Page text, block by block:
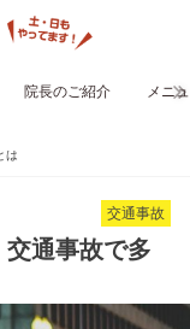
院長のご紹介 メニ
は
交通事故
通事故で多